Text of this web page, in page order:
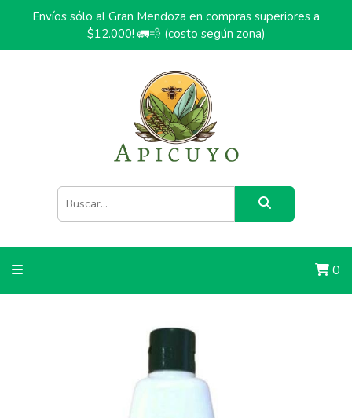
Envíos sólo al Gran Mendoza en compras superiores a
$12.000! 🚛💨 (costo según zona)
0